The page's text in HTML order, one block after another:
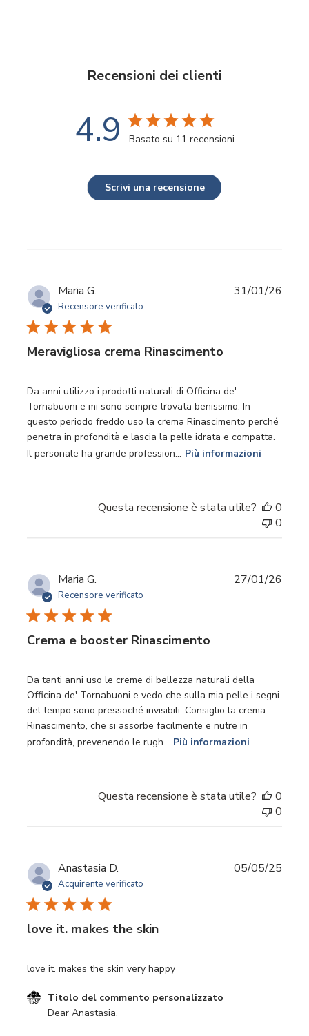
Recensioni dei clienti
4.9 Basato su 11 recensioni
Scrivi una recensione
Maria G.
Recensore verificato
Meravigliosa crema Rinascimento
Da anni utilizzo i prodotti naturali di Officina de'
Tornabuoni e mi sono sempre trovata benissimo. In
questo periodo freddo uso la crema Rinascimento perché
penetra in profondità e lascia la pelle idrata e compatta.
Il personale ha grande profession... Più informazioni
31/01/26
Questa recensione è stata utile?
0
0
Maria G.
Recensore verificato
Crema e booster Rinascimento
Da tanti anni uso le creme di bellezza naturali della
Officina de' Tornabuoni e vedo che sulla mia pelle i segni
del tempo sono pressoché invisibili. Consiglio la crema
Rinascimento, che si assorbe facilmente e nutre in
profondità, prevenendo le rugh... Più informazioni
27/01/26
Questa recensione è stata utile?
0
0
Anastasia D.
Acquirente verificato
love it. makes the skin
love it. makes the skin very happy
Commenti del proprietario del negozio sulla recensione
Titolo del commento personalizzato
Dear Anastasia,
Data
05/05/25